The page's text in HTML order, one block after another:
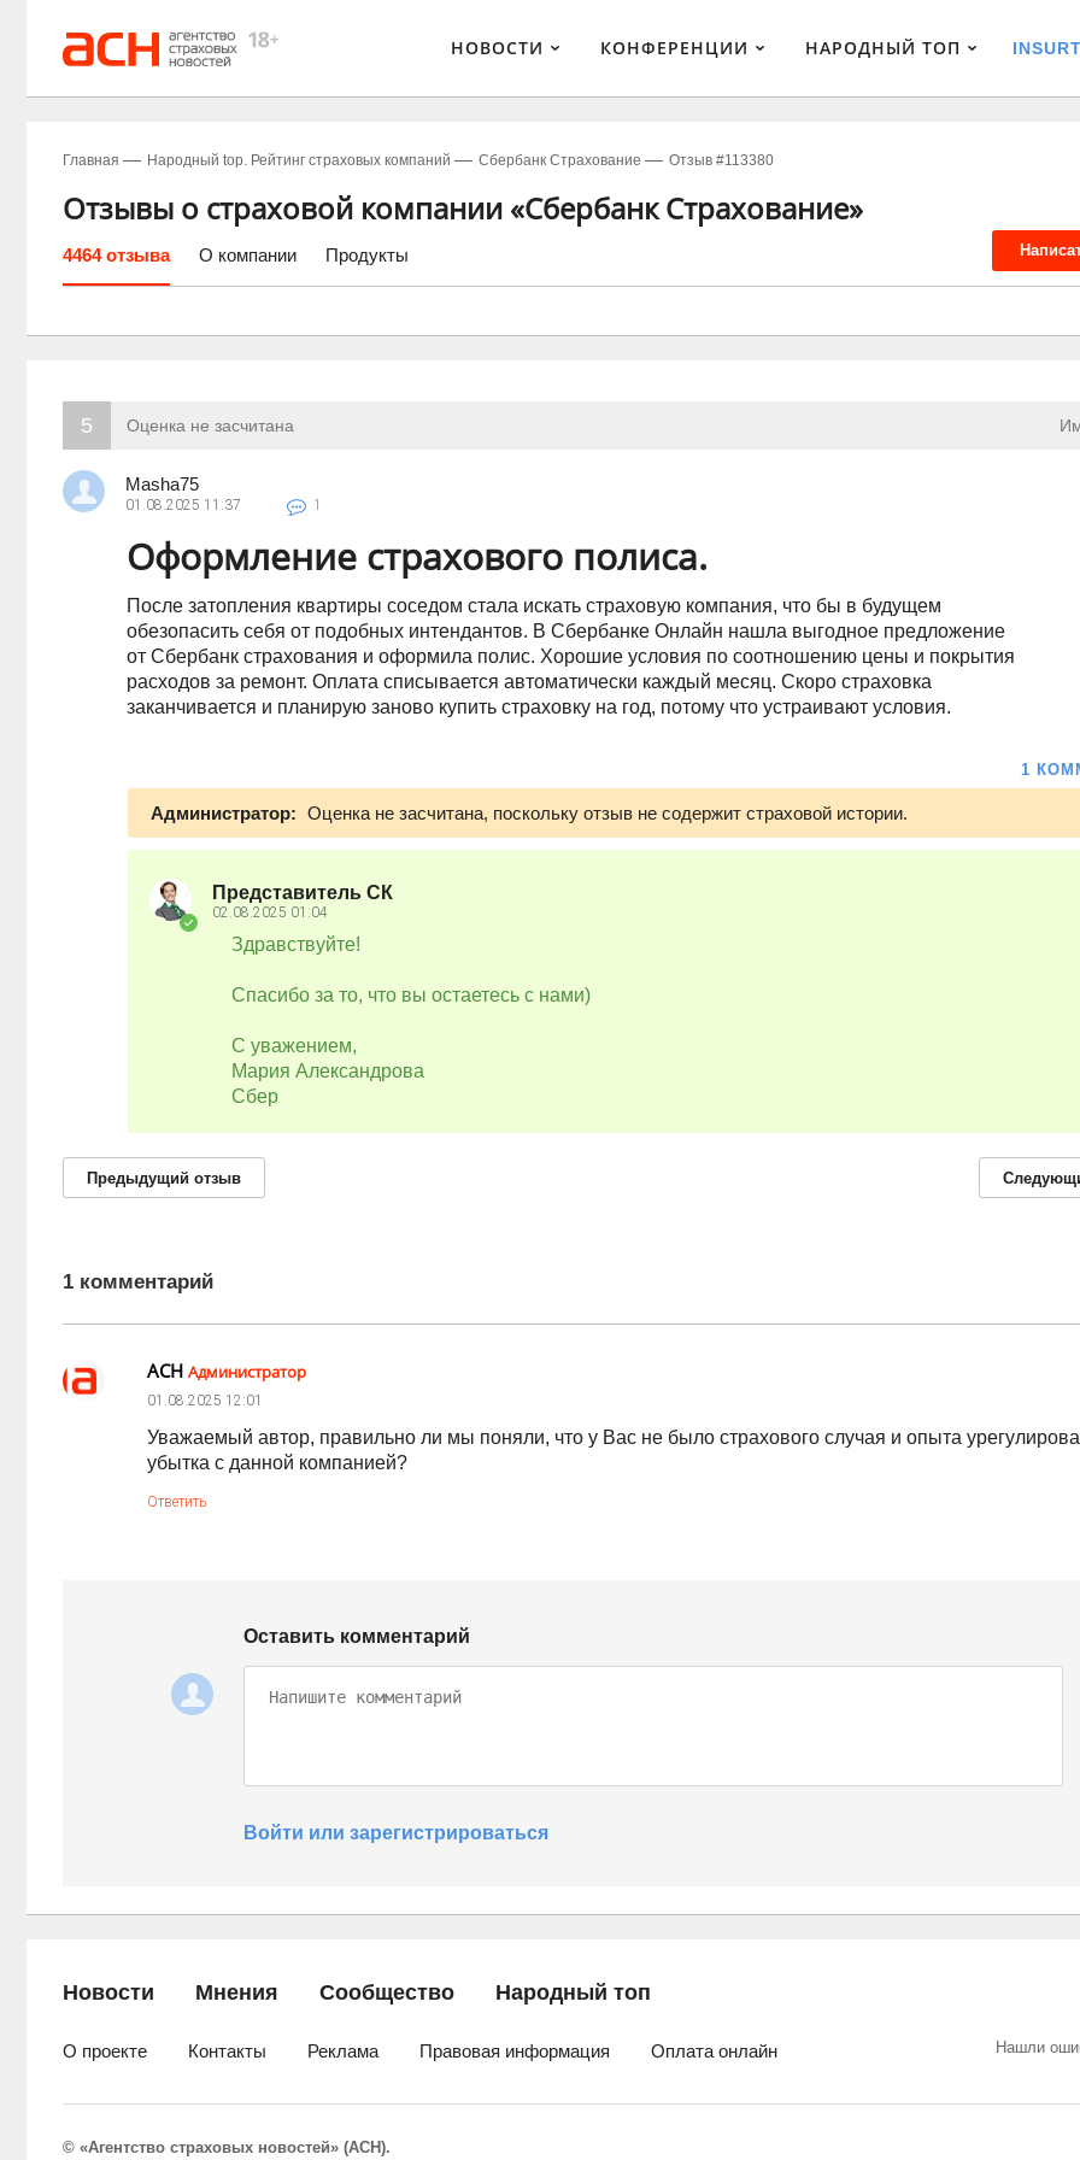
НОВОСТИ КОНФЕРЕНЦИИ НАРОДНЫЙ ТОП
Главная Народный top. Рейтинг страховых компаний Сбербанк Страхование Отзыв #113380
Отзывы о страховой компании «Сбербанк Страхование»
4464 отзыва О компании Продукты
5 Оценка не засчитана
Masha75
01.08.2025 11:37 1
Оформление страхового полиса.
После затопления квартиры соседом стала искать страховую компания, что бы в будущем
обезопасить себя от подобных интендантов. В Сбербанке Онлайн нашла выгодное предложение
от Сбербанк страхования и оформила полис. Хорошие условия по соотношению цены и покрытия
расходов за ремонт. Оплата списывается автоматически каждый месяц. Скоро страховка
заканчивается и планирую заново купить страховку на год, потому что устраивают условия.
1
Администратор: Оценка не засчитана, поскольку отзыв не содержит страховой истории.
Представитель СК
02.08.2025 01:04
Здравствуйте!
Спасибо за то, что вы остаетесь с нами)
С уважением,
Мария Александрова
Сбер
Предыдущий отзыв
1 комментарий
АСН Администратор
01.08.2025 12:01
Уважаемый автор, правильно ли мы поняли, что у Вас не было страхового случая и опыта
убытка с данной компанией?
Ответить
Оставить комментарий
Войти или зарегистрироваться
Новости Мнения Сообщество Народный топ
О проекте Контакты Реклама Правовая информация Оплата онлайн Нашли
© «Агентство страховых новостей» (АСН).